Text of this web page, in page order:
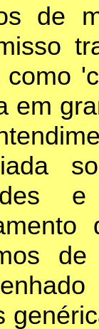
de
como
em